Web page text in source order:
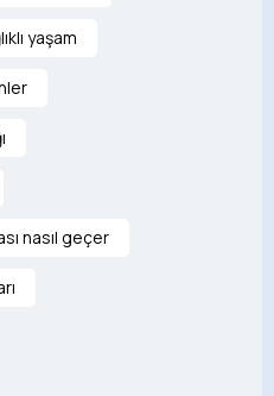
yaşam
nasıl geçer